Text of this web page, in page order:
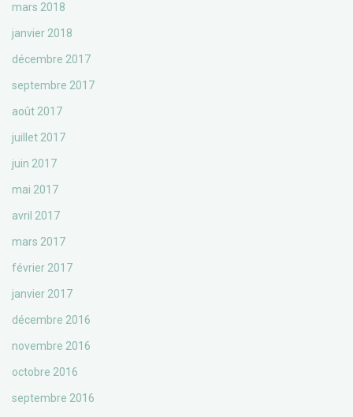
mars 2018
janvier 2018
décembre 2017
septembre 2017
août 2017
juillet 2017
juin 2017
mai 2017
avril 2017
mars 2017
février 2017
janvier 2017
décembre 2016
novembre 2016
octobre 2016
septembre 2016